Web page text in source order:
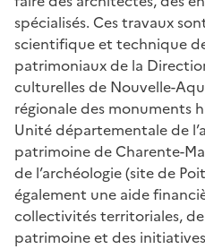
spécialisés. Ces travaux
scientifique et technique
patrimoniaux de la
culturelles de Nouvelle-
régionale des monuments
Unité départementale de
patrimoine de Charente-
de l’archéologie (site de
également une aide
collectivités territoriales,
patrimoine et des